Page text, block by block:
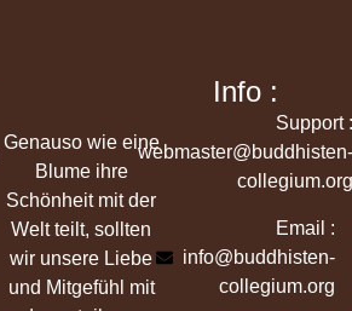
Genauso wie eine
Blume ihre
Schönheit mit der
Welt teilt, sollten
wir unsere Liebe
und Mitgefühl mit
Info :
Support :
webmaster@buddhisten-
collegium.org
Email :
info@buddhisten-
collegium.org